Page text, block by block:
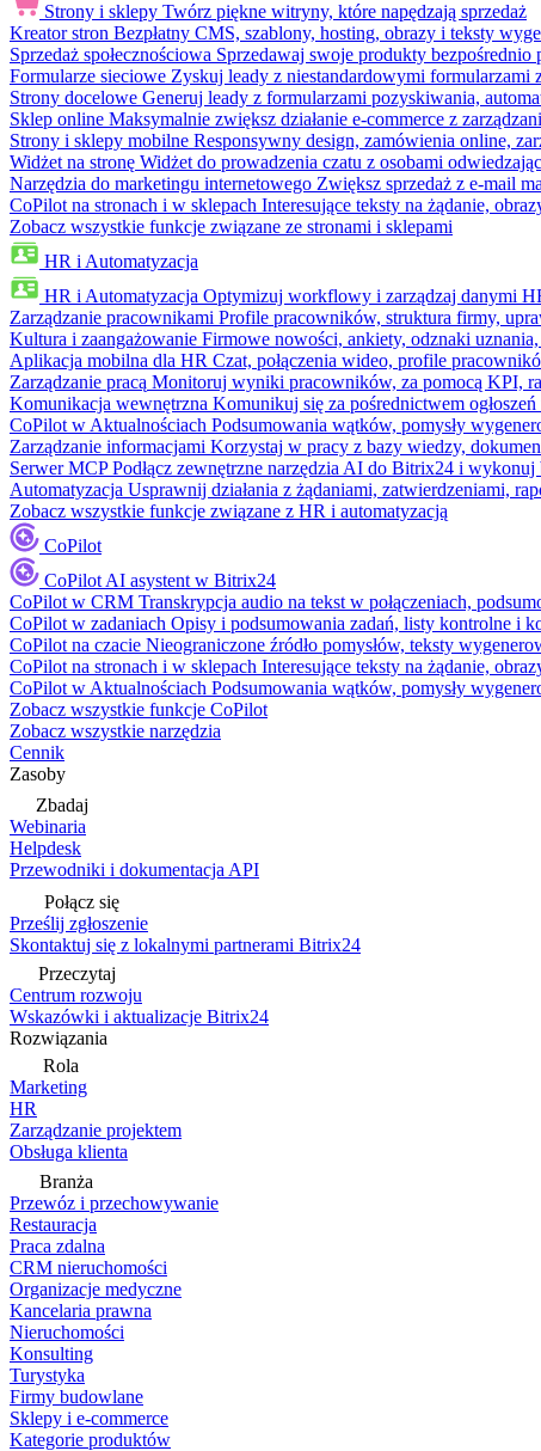
Strony i sklepy Twórz piękne witryny, które napędzają sprzedaż
Kreator stron Bezpłatny CMS, szablony, hosting, obrazy i teksty
Sprzedaż społecznościowa Sprzedawaj swoje produkty
Formularze sieciowe Zyskuj leady z niestandardowymi
Strony docelowe Generuj leady z formularzami pozyskiwania,
Sklep online Maksymalnie zwiększ działanie e-commerce z
Strony i sklepy mobilne Responsywny design, zamówienia online,
Widżet na stronę Widżet do prowadzenia czatu z osobami
Narzędzia do marketingu internetowego Zwiększ sprzedaż z e-mail
CoPilot na stronach i w sklepach Interesujące teksty na żądanie,
Zobacz wszystkie funkcje związane ze stronami i sklepami
HR i Automatyzacja
HR i Automatyzacja Optymizuj workflowy i zarządzaj danymi
Zarządzanie pracownikami Profile pracowników, struktura firmy,
Kultura i zaangażowanie Firmowe nowości, ankiety, odznaki
Aplikacja mobilna dla HR Czat, połączenia wideo, profile
Zarządzanie pracą Monitoruj wyniki pracowników, za pomocą KPI,
Komunikacja wewnętrzna Komunikuj się za pośrednictwem
CoPilot w Aktualnościach Podsumowania wątków, pomysły
Zarządzanie informacjami Korzystaj w pracy z bazy wiedzy,
Serwer MCP Podłącz zewnętrzne narzędzia AI do Bitrix24 i wykonuj
Automatyzacja Usprawnij działania z żądaniami, zatwierdzeniami,
Zobacz wszystkie funkcje związane z HR i automatyzacją
CoPilot
CoPilot AI asystent w Bitrix24
CoPilot w CRM Transkrypcja audio na tekst w połączeniach,
CoPilot w zadaniach Opisy i podsumowania zadań, listy kontrolne i
CoPilot na czacie Nieograniczone źródło pomysłów, teksty
CoPilot na stronach i w sklepach Interesujące teksty na żądanie,
CoPilot w Aktualnościach Podsumowania wątków, pomysły
Zobacz wszystkie funkcje CoPilot
Zobacz wszystkie narzędzia
Cennik
Zasoby
Zbadaj
Webinaria
Helpdesk
Przewodniki i dokumentacja API
Połącz się
Prześlij zgłoszenie
Skontaktuj się z lokalnymi partnerami Bitrix24
Przeczytaj
Centrum rozwoju
Wskazówki i aktualizacje Bitrix24
Rozwiązania
Rola
Marketing
HR
Zarządzanie projektem
Obsługa klienta
Branża
Przewóz i przechowywanie
Restauracja
Praca zdalna
CRM nieruchomości
Organizacje medyczne
Kancelaria prawna
Nieruchomości
Konsulting
Turystyka
Firmy budowlane
Sklepy i e-commerce
Kategorie produktów